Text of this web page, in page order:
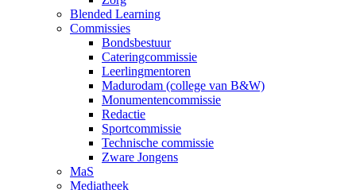
Blended Learning
Commissies
Bondsbestuur
Cateringcommissie
Leerlingmentoren
Madurodam (college van B&W)
Monumentencommissie
Redactie
Sportcommissie
Technische commissie
Zware Jongens
MaS
Mediatheek